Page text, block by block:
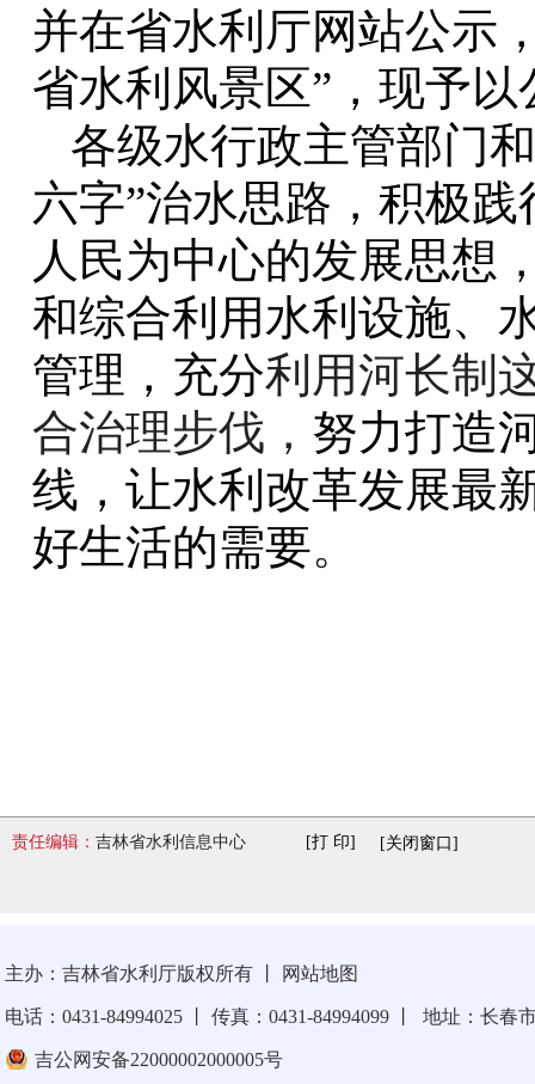
并在省水利厅网站公示
省水利风景区”，现予以
各级水行政主管部门
六字”治水思路，积极
人民为中心的发展思想
和综合利用水利设施、
管理， 充分利用河长制
合治理步伐， 努力打造
线，让水利改革发展最
好生活的需要。
责任编辑： 吉林省水利信息中心 [打 印] [关闭窗口]
主办：吉林省水利厅版权所有 网站地图
电话：0431-84994025 传真：0431-84994099 地址：长春
吉公网安备22000002000005号